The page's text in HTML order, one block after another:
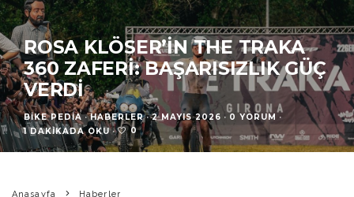
ROSA KLÖSER’IN THE TRAKA
360 ZAFERI: BAŞARISIZLIK GÜÇ
VERDI
BIKE PEDIA · HABERLER · 2 MAYIS 2026 · 0 YORUM ·
1 DAKIKADA OKU · 0
Anasayfa Haberler